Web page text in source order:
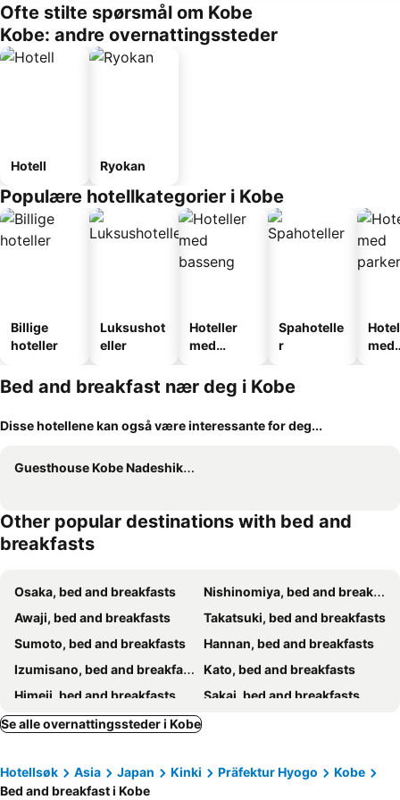
Ofte stilte spørsmål om Kobe
Kobe: andre overnattingssteder
Hotell Ryokan
Populære hotellkategorier i Kobe
Billige
hoteller
Luksushot
eller
Hoteller
med
Spahotelle
r
med
Bed and breakfast nær deg i Kobe
Disse hotellene kan også være interessante for deg...
Guesthouse Kobe Nadeshikoya
Other popular destinations with bed and
breakfasts
Osaka, bed and breakfasts
Nishinomiya, bed and breakfasts
Awaji, bed and breakfasts
Takatsuki, bed and breakfasts
Sumoto, bed and breakfasts
Hannan, bed and breakfasts
Izumisano, bed and breakfasts
Kato, bed and breakfasts
Himeji, bed and breakfasts
Sakai, bed and breakfasts
Toyonaka, bed and breakfasts
Suita, bed and breakfasts
Ikeda, bed and breakfasts
Se alle overnattingssteder i Kobe
Hotellsøk Asia Japan Kinki Präfektur Hyogo
Kobe
Bed and breakfast i Kobe